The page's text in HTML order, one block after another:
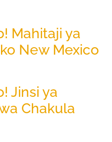
Mahitaji ya
New Mexico
Jinsi ya
Chakula